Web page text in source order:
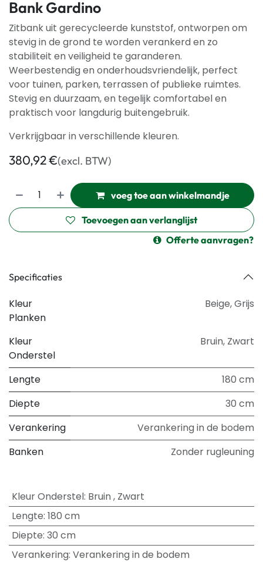
Bank Gardino
Zitbank uit gerecycleerde kunststof, ontworpen om
stevig in de grond te worden verankerd en zo
stabiliteit en veiligheid te garanderen.
Weerbestendig en onderhoudsvriendelijk, perfect
voor tuinen, parken, terrassen of publieke ruimtes.
Stevig en duurzaam, en tegelijk comfortabel en
praktisch voor langdurig buitengebruik.
Verkrijgbaar in verschillende kleuren.
380,92€(excl. BTW)
voeg toe aan winkelmandje
Toevoegen aan verlanglijst
Offerte aanvragen?
Specificaties
Kleur
Planken
Beige,Grijs
Kleur
Onderstel
Bruin, Zwart
Lengte
180 cm
Diepte
30 cm
Verankering
Verankering in de bodem
Banken
Zonder rugleuning
Kleur Onderstel: Bruin, Zwart
Lengte: 180 cm
Diepte: 30 cm
Verankering: Verankering in de bodem